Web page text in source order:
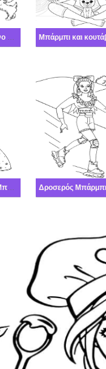
Μπάρμπι και χαριτωμένο κουτάβι Μπάρμπι και
Εκτυπώσιμη Όμορφη Μπάρμπι